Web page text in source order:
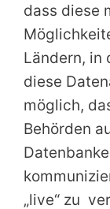
dass diese
Ländern, in
diese
möglich,
Behörden
„live“ zu